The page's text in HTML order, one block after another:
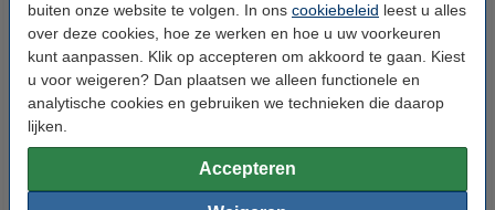
buiten onze website te volgen. In ons cookiebeleid leest u alles
over deze cookies, hoe ze werken en hoe u uw voorkeuren
kunt aanpassen. Klik op accepteren om akkoord te gaan. Kiest
u voor weigeren? Dan plaatsen we alleen functionele en
analytische cookies en gebruiken we technieken die daarop
lijken.
Accepteren
Unstoppables Geurbooster
Unstoppables Geurbooster